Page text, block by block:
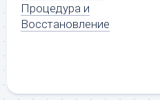
Процедура и
Восстановление